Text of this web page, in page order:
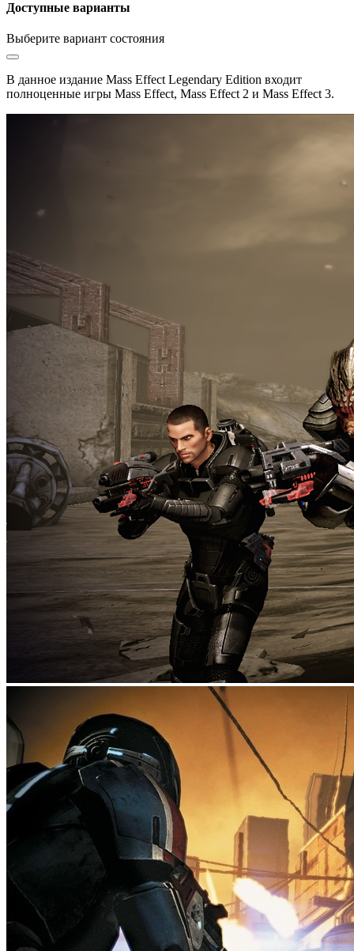
Доступные варианты
Выберите вариант состояния
В данное издание Mass Effect Legendary Edition входит
полноценные игры Mass Effect, Mass Effect 2 и Mass Effect 3.